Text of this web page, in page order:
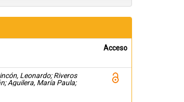
Acceso
Leonardo; Riveros
Aguilera, María Paula;
Monterrosa, Roxana;